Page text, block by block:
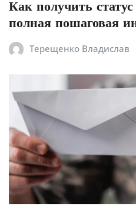
Как получить
полная пошаговая
Терещенко Владислав